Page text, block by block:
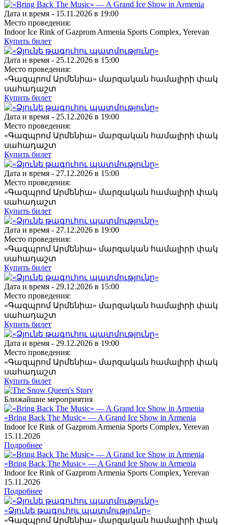
Дата и время - 15.11.2026 в 19:00
Место проведения:
Indoor Ice Rink of Gazprom Armenia Sports Complex, Yerevan
Купить билет
Дата и время - 25.12.2026 в 15:00
Место проведения:
«Գազպրոմ Արմենիա» մարզական համալիրի փակ
սահադաշտ
Купить билет
Дата и время - 25.12.2026 в 19:00
Место проведения:
«Գազպրոմ Արմենիա» մարզական համալիրի փակ
սահադաշտ
Купить билет
Дата и время - 27.12.2026 в 15:00
Место проведения:
«Գազպրոմ Արմենիա» մարզական համալիրի փակ
սահադաշտ
Купить билет
Дата и время - 27.12.2026 в 19:00
Место проведения:
«Գազպրոմ Արմենիա» մարզական համալիրի փակ
սահադաշտ
Купить билет
Дата и время - 29.12.2026 в 15:00
Место проведения:
«Գազպրոմ Արմենիա» մարզական համալիրի փակ
սահադաշտ
Купить билет
Дата и время - 29.12.2026 в 19:00
Место проведения:
«Գազպրոմ Արմենիա» մարզական համալիրի փակ
սահադաշտ
Купить билет
Ближайшие мероприятия
«Bring Back The Music» — A Grand Ice Show in Armenia
Indoor Ice Rink of Gazprom Armenia Sports Complex, Yerevan
15.11.2026
Подробнее
«Bring Back The Music» — A Grand Ice Show in Armenia
Indoor Ice Rink of Gazprom Armenia Sports Complex, Yerevan
15.11.2026
Подробнее
«Ձյունե թագուհու պատմությունը»
«Գազպրոմ Արմենիա» մարզական համալիրի փակ